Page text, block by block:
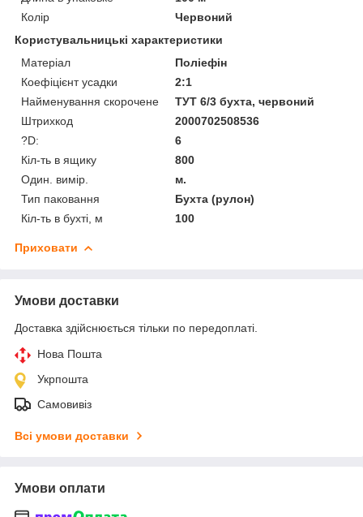
Колір
Червоний
Користувальницькі характеристики
Матеріал
Поліефін
Коефіцієнт усадки
2:1
Найменування скорочене
ТУТ 6/3 бухта, червоний
Штрихкод
2000702508536
?D:
6
Кіл-ть в ящику
800
Один. вимір.
м.
Тип паковання
Бухта (рулон)
Кіл-ть в бухті, м
100
Приховати
Умови доставки
Доставка здійснюється тільки по передоплаті.
Нова Пошта
Укрпошта
Самовивіз
Всі умови доставки
Умови оплати